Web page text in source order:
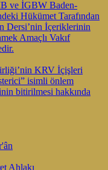
ve İGBW Baden-
Hükümet Tarafından
Dersi’nin İçeriklerinin
Amaçlı Vakıf
KRV İçişleri
isimli önlem
bitirilmesi hakkında
Ahlakı